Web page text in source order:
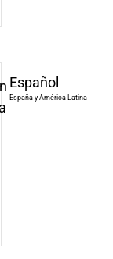
Español
España y América Latina